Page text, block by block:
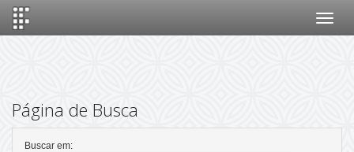
Página de Busca
Buscar em: